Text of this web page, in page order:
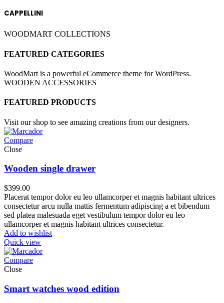
CAPPELLINI
WOODMART COLLECTIONS
FEATURED CATEGORIES
WoodMart is a powerful eCommerce theme for WordPress.
WOODEN ACCESSORIES
FEATURED PRODUCTS
Visit our shop to see amazing creations from our designers.
Compare
Close
Wooden single drawer
$399.00
Placerat tempor dolor eu leo ullamcorper et magnis habitant ultrices
consectetur arcu nulla mattis fermentum adipiscing a et bibendum
sed platea malesuada eget vestibulum tempor dolor eu leo
ullamcorper et magnis habitant ultrices consectetur.
Add to wishlist
Quick view
Compare
Close
Smart watches wood edition